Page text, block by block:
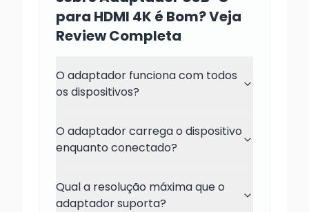
para HDMI 4K é Bom? Veja
Review Completa
O adaptador funciona com todos
os dispositivos?
O adaptador carrega o dispositivo
enquanto conectado?
Qual a resolução máxima que o
adaptador suporta?